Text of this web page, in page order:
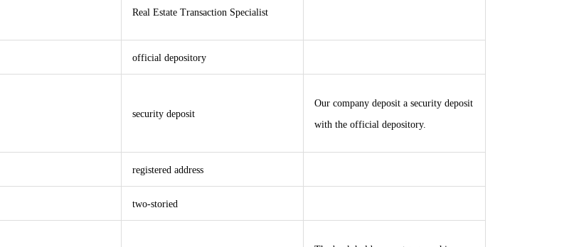
Real Estate Transaction Specialist
official depository
security deposit
Our company deposit a security deposit
with the official depository.
registered address
two-storied